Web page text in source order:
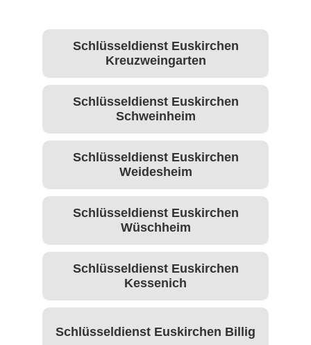
Schlüsseldienst Euskirchen
Kreuzweingarten
Schlüsseldienst Euskirchen
Schweinheim
Schlüsseldienst Euskirchen
Weidesheim
Schlüsseldienst Euskirchen
Wüschheim
Schlüsseldienst Euskirchen
Kessenich
Schlüsseldienst Euskirchen Billig